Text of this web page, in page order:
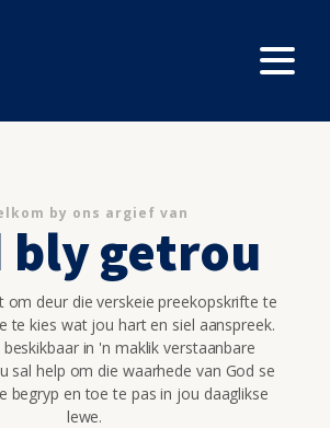
by ons argief van
bly getrou
om deur die verskeie preekopskrifte te
te kies wat jou hart en siel aanspreek.
beskikbaar in 'n maklik verstaanbare
sal help om die waarhede van God se
begryp en toe te pas in jou daaglikse
lewe.